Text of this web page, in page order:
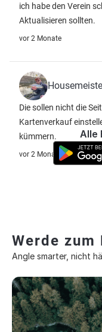
ich habe den Verein
Aktualisieren sollten.
vor 2 Monate
Die sollen nicht die
Kartenverkauf
kümmern.
vor 2 Monate
Alle
Werde zum
Angle smarter, nicht